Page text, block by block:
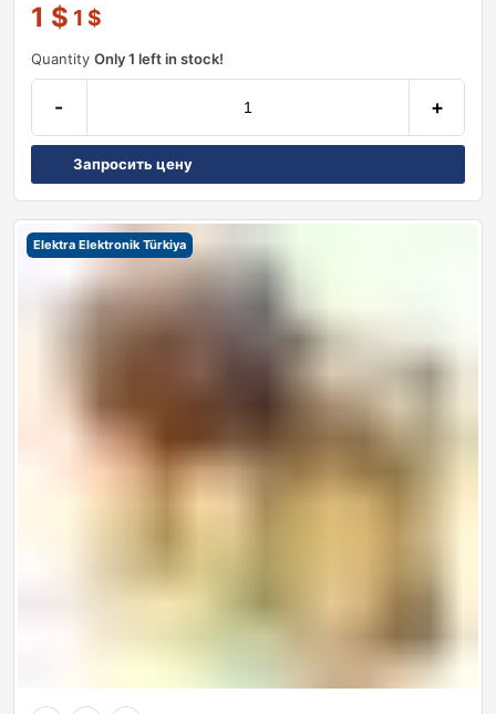
1 $ 1 $
Quantity Only 1 left in stock!
- +
Запросить цену
Elektra Elektronik Türkiya